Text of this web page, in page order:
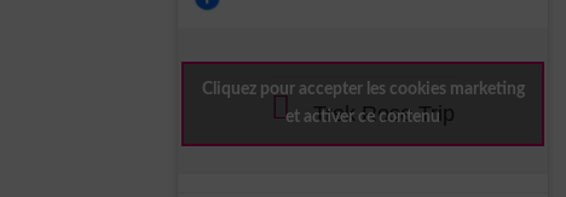
Trek Rose Trip
Cliquez pour accepter les cookies marketing
et activer ce contenu